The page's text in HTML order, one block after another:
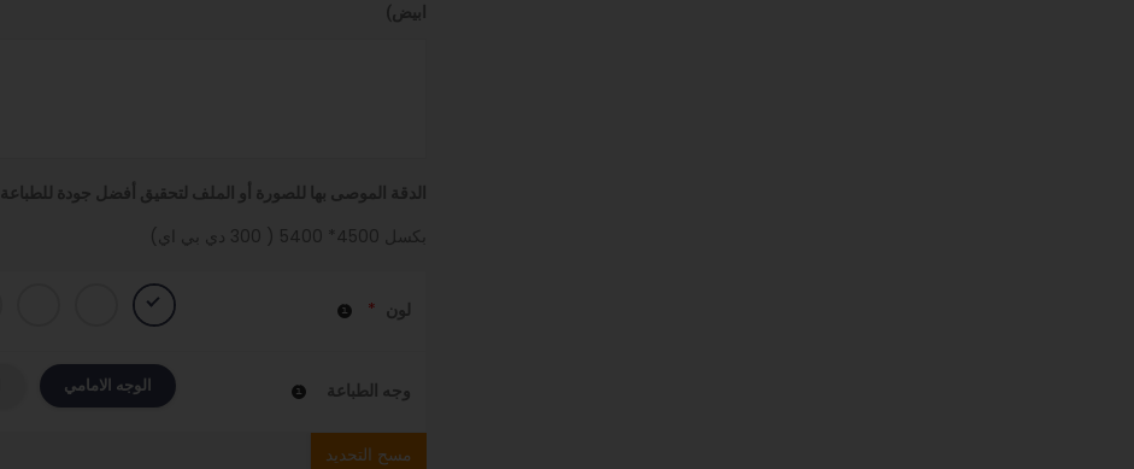
ابيض)
الدقة الموصى بها للصورة أو الملف لتحقيق أفضل جودة للطباعة:
بكسل 4500* 5400 ( 300 دي بي اي)
لون *
وجه الطباعة الوجه الامامي
مسح التحديد